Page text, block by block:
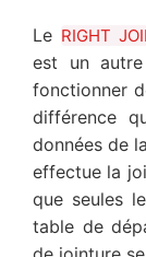
Le RIGHT
est un
fonctionner
différence
données de
effectue la
que seules
table de